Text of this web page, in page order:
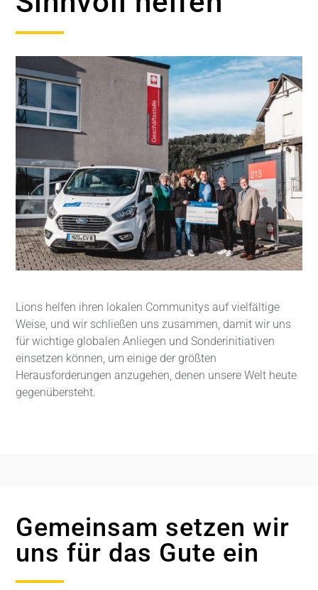
Lions helfen ihren lokalen Communitys auf vielfältige
Weise, und wir schließen uns zusammen, damit wir uns
für wichtige globalen Anliegen und Sonderinitiativen
einsetzen können, um einige der größten
Herausforderungen anzugehen, denen unsere Welt heute
gegenübersteht.
Gemeinsam setzen wir
uns für das Gute ein